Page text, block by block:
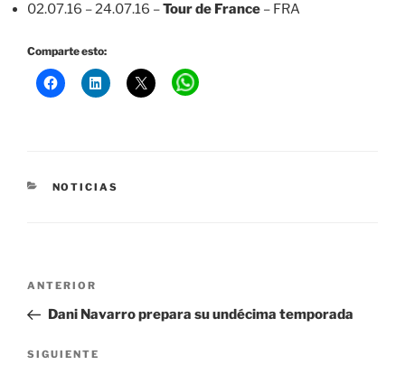
02.07.16 – 24.07.16 –Tour de France – FRA
Comparte esto:
CATEGORÍAS
NOTICIAS
Navegación
entradas
Entrada
anterior:
ANTERIOR
Dani Navarro prepara su undécima temporada
Siguiente
SIGUIENTE